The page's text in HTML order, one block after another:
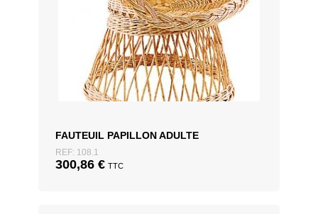
FAUTEUIL PAPILLON ADULTE
REF: 108.1
300,86 € TTC